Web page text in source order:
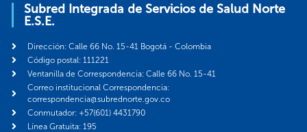
Subred Integrada de Servicios de Salud Norte
E.S.E.
Dirección: Calle 66 No. 15-41 Bogotá - Colombia
Código postal: 111221
Ventanilla de Correspondencia: Calle 66 No. 15-41
Correo institucional Correspondencia:
correspondencia@subrednorte.gov.co
Conmutador: +57(601) 4431790
Línea Gratuita: 195